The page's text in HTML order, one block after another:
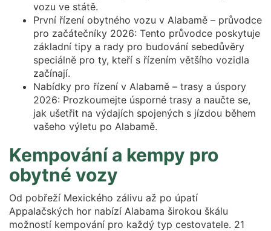
vozu ve státě.
První řízení obytného vozu v Alabamě – průvodce
pro začátečníky 2026: Tento průvodce poskytuje
základní tipy a rady pro budování sebedůvěry
speciálně pro ty, kteří s řízením většího vozidla
začínají.
Nabídky pro řízení v Alabamě – trasy a úspory
2026: Prozkoumejte úsporné trasy a naučte se,
jak ušetřit na výdajích spojených s jízdou během
vašeho výletu po Alabamě.
Kempování a kempy pro
obytné vozy
Od pobřeží Mexického zálivu až po úpatí
Appalačských hor nabízí Alabama širokou škálu
možností kempování pro každý typ cestovatele. 21